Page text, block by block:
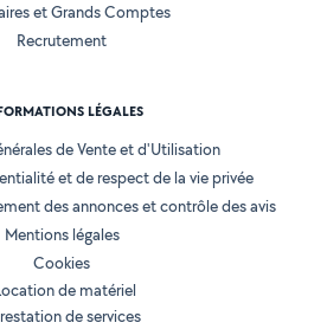
et Grands Comptes
Recrutement
LÉGALES
de Vente et d'Utilisation
et de respect de la vie privée
des annonces et contrôle des avis
Mentions légales
Cookies
de matériel
de services